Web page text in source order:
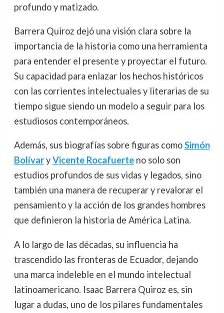
profundo y matizado.
Barrera Quiroz dejó una visión clara sobre la
importancia de la historia como una herramienta
para entender el presente y proyectar el futuro.
Su capacidad para enlazar los hechos históricos
con las corrientes intelectuales y literarias de su
tiempo sigue siendo un modelo a seguir para los
estudiosos contemporáneos.
Además, sus biografías sobre figuras comoSimón
BolívaryVicente Rocafuerteno solo son
estudios profundos de sus vidas y legados, sino
también una manera de recuperar y revalorar el
pensamiento y la acción de los grandes hombres
que definieron la historia de América Latina.
A lo largo de las décadas, su influencia ha
trascendido las fronteras de Ecuador, dejando
una marca indeleble en el mundo intelectual
latinoamericano. Isaac Barrera Quiroz es, sin
lugar a dudas, uno de los pilares fundamentales